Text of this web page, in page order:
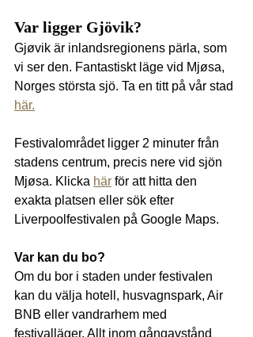
Var ligger Gjövik?
Gjøvik är inlandsregionens pärla, som
vi ser den. Fantastiskt läge vid Mjøsa,
Norges största sjö. Ta en titt på vår stad
här.
Festivalområdet ligger 2 minuter från
stadens centrum, precis nere vid sjön
Mjøsa. Klicka här för att hitta den
exakta platsen eller sök efter
Liverpoolfestivalen på Google Maps.
Var kan du bo?
Om du bor i staden under festivalen
kan du välja hotell, husvagnspark, Air
BNB eller vandrarhem med
festivalläger. Allt inom gångavstånd